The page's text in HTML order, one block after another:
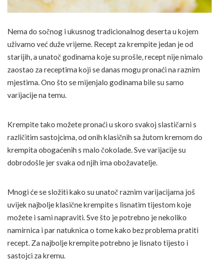
Nema do sočnog i ukusnog tradicionalnog deserta u kojem
uživamo već duže vrijeme. Recept za krempite jedan je od
starijih, a unatoč godinama koje su prošle, recept nije nimalo
zaostao za receptima koji se danas mogu pronaći na raznim
mjestima. Ono što se mijenjalo godinama bile su samo
varijacije na temu.
Krempite tako možete pronaći u skoro svakoj slastičarni s
različitim sastojcima, od onih klasičnih sa žutom kremom do
krempita obogaćenih s malo čokolade. Sve varijacije su
dobrodošle jer svaka od njih ima obožavatelje.
Mnogi će se složiti kako su unatoč raznim varijacijama još
uvijek najbolje klasične krempite s lisnatim tijestom koje
možete i sami napraviti. Sve što je potrebno je nekoliko
namirnica i par natuknica o tome kako bez problema pratiti
recept. Za najbolje krempite potrebno je lisnato tijesto i
sastojci za kremu.